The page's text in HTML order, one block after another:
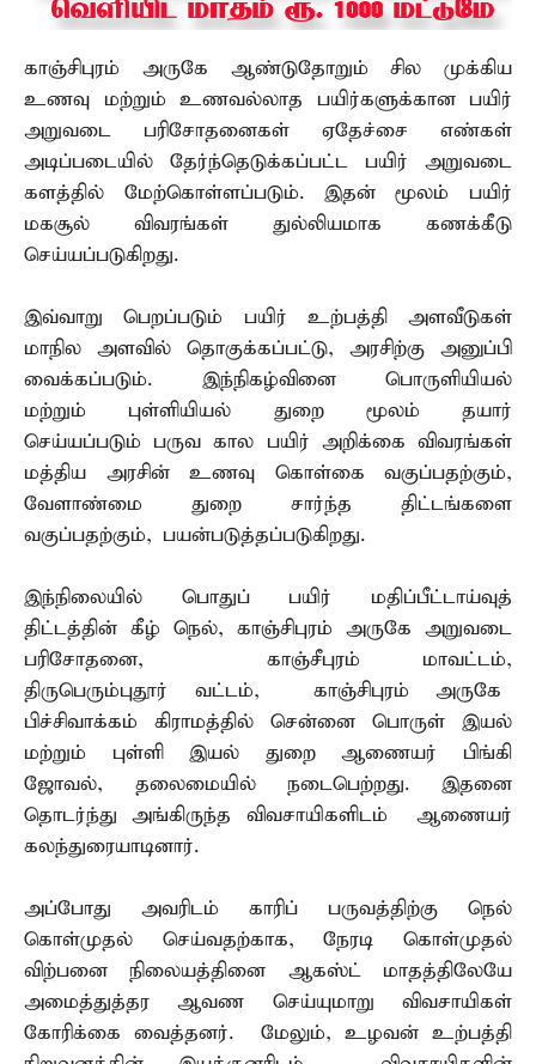
காஞ்சிபுரம் அருகே ஆண்டுதோறும் சில முக்கிய
உணவு மற்றும் உணவல்லாத பயிர்களுக்கான பயிர்
அறுவடை பரிசோதனைகள் ஏதேச்சை எண்கள்
அடிப்படையில் தேர்ந்தெடுக்கப்பட்ட பயிர் அறுவடை
களத்தில் மேற்கொள்ளப்படும். இதன் மூலம் பயிர்
மகசூல் விவரங்கள் துல்லியமாக கணக்கீடு
செய்யப்படுகிறது.
இவ்வாறு பெறப்படும் பயிர் உற்பத்தி அளவீடுகள்
மாநில அளவில் தொகுக்கப்பட்டு, அரசிற்கு அனுப்பி
வைக்கப்படும். இந்நிகழ்வினை பொருளியியல்
மற்றும் புள்ளியியல் துறை மூலம் தயார்
செய்யப்படும் பருவ கால பயிர் அறிக்கை விவரங்கள்
மத்திய அரசின் உணவு கொள்கை வகுப்பதற்கும்,
வேளாண்மை துறை சார்ந்த திட்டங்களை
வகுப்பதற்கும், பயன்படுத்தப்படுகிறது.
இந்நிலையில் பொதுப் பயிர் மதிப்பீட்டாய்வுத்
திட்டத்தின் கீழ் நெல், காஞ்சிபுரம் அருகே அறுவடை
பரிசோதனை, காஞ்சீபுரம் மாவட்டம்,
திருபெரும்புதூர் வட்டம், காஞ்சிபுரம் அருகே
பிச்சிவாக்கம் கிராமத்தில் சென்னை பொருள் இயல்
மற்றும் புள்ளி இயல் துறை ஆணையர் பிங்கி
ஜோவல், தலைமையில் நடைபெற்றது. இதனை
தொடர்ந்து அங்கிருந்த விவசாயிகளிடம் ஆணையர்
கலந்துரையாடினார்.
அப்போது அவரிடம் காரிப் பருவத்திற்கு நெல்
கொள்முதல் செய்வதற்காக, நேரடி கொள்முதல்
விற்பனை நிலையத்தினை ஆகஸ்ட் மாதத்திலேயே
அமைத்துத்தர ஆவண செய்யுமாறு விவசாயிகள்
கோரிக்கை வைத்தனர். மேலும், உழவன் உற்பத்தி